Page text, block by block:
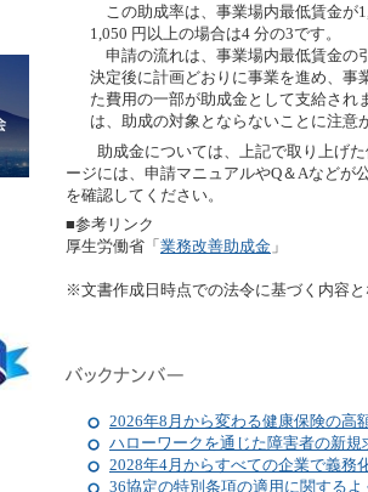
この助成率は、事業場内最低賃金が
1,050 円以上の場合は4 分の3です。
申請の流れは、事業場内最低賃金の
決定後に計画どおりに事業を進め、事
た費用の一部が助成金として支給さ
は、助成の対象とならないことに注意
助成金については、上記で取り上げた
ージには、申請マニュアルやQ＆Aなどが
を確認してください。
■参考リンク
厚生労働省「 業務改善助成金 」
※文書作成日時点での法令に基づく内容と
2026年8月から変わる健康保険の高
ハローワークを通じた障害者の新
2028年4月からすべての企業で義務
36協定の特別条項の適用に関するよ